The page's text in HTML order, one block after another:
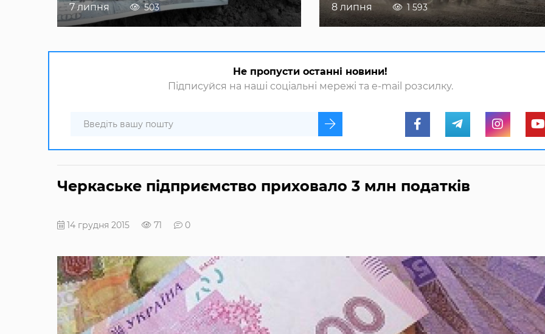
7 липня 503 8 липня 1 593
Не пропусти останні новини!
Підписуйся на наші соціальні мережі та e-mail розсилку.
Черкаське підприємство приховало 3 млн податків
14 грудня 2015 71 0